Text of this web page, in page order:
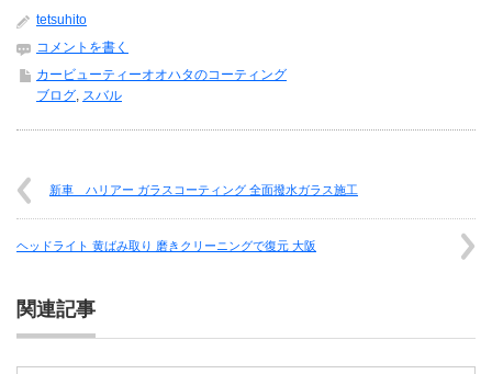
tetsuhito
コメントを書く
カービューティーオオハタのコーティング
ブログ, スバル
新車 ハリアー ガラスコーティング 全面撥水ガラス施工
ヘッドライト 黄ばみ取り 磨きクリーニングで復元 大阪
関連記事